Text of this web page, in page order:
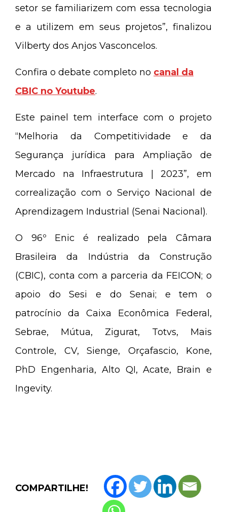
setor se familiarizem com essa tecnologia
e a utilizem em seus projetos”, finalizou
Vilberty dos Anjos Vasconcelos.
Confira o debate completo no canal da
CBIC no Youtube.
Este painel tem interface com o projeto
“Melhoria da Competitividade e da
Segurança jurídica para Ampliação de
Mercado na Infraestrutura | 2023”, em
correalização com o Serviço Nacional de
Aprendizagem Industrial (Senai Nacional).
O 96º Enic é realizado pela Câmara
Brasileira da Indústria da Construção
(CBIC), conta com a parceria da FEICON; o
apoio do Sesi e do Senai; e tem o
patrocínio da Caixa Econômica Federal,
Sebrae, Mútua, Zigurat, Totvs, Mais
Controle, CV, Sienge, Orçafascio, Kone,
PhD Engenharia, Alto QI, Acate, Brain e
Ingevity.
COMPARTILHE!